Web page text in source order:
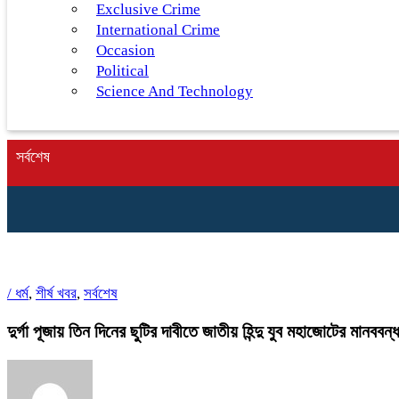
Exclusive Crime
International Crime
Occasion
Political
Science And Technology
সর্বশেষ
/ ধর্ম, শীর্ষ খবর, সর্বশেষ
দুর্গা পূজায় তিন দিনের ছুটির দাবীতে জাতীয় হিন্দু যুব মহাজোটের